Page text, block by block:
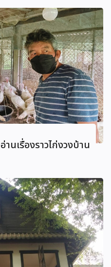
นเรื่องราวไก่งวงบ้าน